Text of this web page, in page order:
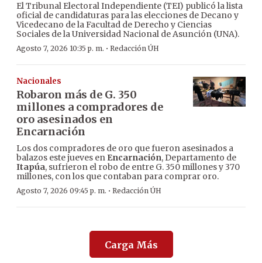
El Tribunal Electoral Independiente (TEI) publicó la lista
oficial de candidaturas para las elecciones de Decano y
Vicedecano de la Facultad de Derecho y Ciencias
Sociales de la Universidad Nacional de Asunción (UNA).
Agosto 7, 2026 10:35 p. m. · Redacción ÚH
Nacionales
Robaron más de G. 350
millones a compradores de
oro asesinados en
Encarnación
Los dos compradores de oro que fueron asesinados a
balazos este jueves en Encarnación, Departamento de
Itapúa, sufrieron el robo de entre G. 350 millones y 370
millones, con los que contaban para comprar oro.
Agosto 7, 2026 09:45 p. m. · Redacción ÚH
Carga Más